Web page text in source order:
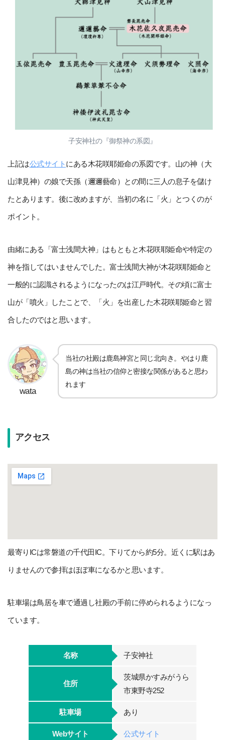
子安神社の『御祭神の系図』
上記は公式サイトにある木花咲耶姫命の系図です。山の神（大
山津見神）の娘で天孫（邇邇藝命）との間に三人の息子を儲け
たとあります。後に改めますが、当初の名に「火」とつくのが
ポイント。
由緒にある「富士浅間大神」はもともと木花咲耶姫命や特定の
神を指してはいませんでした。富士浅間大神が木花咲耶姫命と
一般的に認識されるようになったのは江戸時代。その頃に富士
山が「噴火」したことで、「火」を出産した木花咲耶姫命と習
合したのではと思います。
wata
当社の社殿は鹿島神宮と同じ北向き。やはり鹿
島の神は当社の信仰と密接な関係があると思わ
れます
アクセス
最寄りICは常磐道の千代田IC。下りてから約5分。近くに駅はあ
りませんので参拝はほぼ車になるかと思います。
駐車場は鳥居を車で通過し社殿の手前に停められるようになっ
ています。
名称 子安神社
住所
茨城県かすみがうら
市東野寺252
駐車場 あり
Webサイト 公式サイト